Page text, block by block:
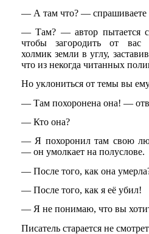
— А там что? — спрашиваете
— Там? — автор пытается
чтобы загородить от вас
холмик земли в углу,
что из некогда читанных
Но уклониться от темы вы
— Там похоронена она! —
— Кто она?
— Я похоронил там свою
— он умолкает на полуслове.
— После того, как она
— После того, как я её убил!
— Я не понимаю, что вы
Писатель старается не